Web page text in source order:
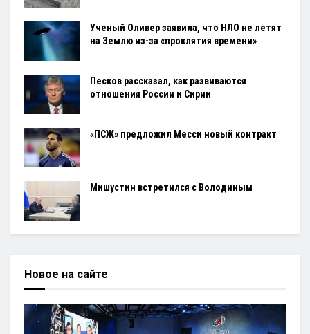
Ученый Оливер заявила, что НЛО не летят
на Землю из-за «проклятия времени»
Песков рассказал, как развиваются
отношения России и Сирии
«ПСЖ» предложил Месси новый контракт
Мишустин встретился с Володиным
Новое на сайте